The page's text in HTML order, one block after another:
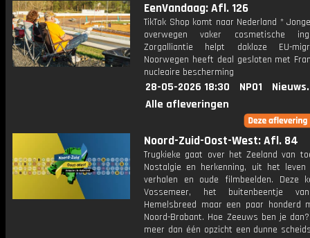
EenVandaag: Afl. 126
TikTok Shop komt naar Nederland *
overwegen vaker cosmetische
Zorgalliantie helpt dakloze EU-
Noorwegen heeft deal gesloten met
nucleaire bescherming
28-05-2026 18:30 NPO1
Alle afleveringen
Noord-Zuid-Oost-West: Afl. 84
Trugkieke gaat over het Zeeland van
Nostalgie en herkenning, uit het leven
verhalen en oude filmbeelden. Deze
Vossemeer, het buitenbeentje
Hemelsbreed maar een paar honderd
Noord-Brabant. Hoe Zeeuws ben je
meer dan één opzicht een dunne